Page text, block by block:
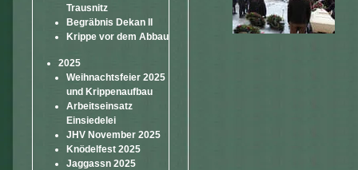
Trausnitz
Begräbnis Dekan II
Krippe vor dem Abbau
2025
Weihnachtsfeier 2025
und Krippenaufbau
Arbeitseinsatz
Einsiedelei
JHV November 2025
Knödelfest 2025
Jaggassn 2025